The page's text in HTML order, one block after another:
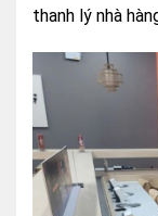
thanh lý nhà